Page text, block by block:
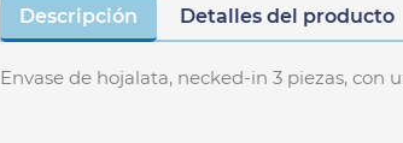
Descripción Detalles del producto
Envase de hojalata, necked-in 3 piezas, con